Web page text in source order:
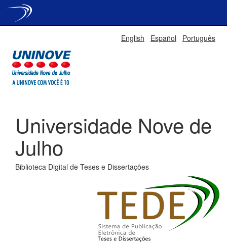
English Español Português
Universidade Nove de
Julho
Biblioteca Digital de Teses e Dissertações